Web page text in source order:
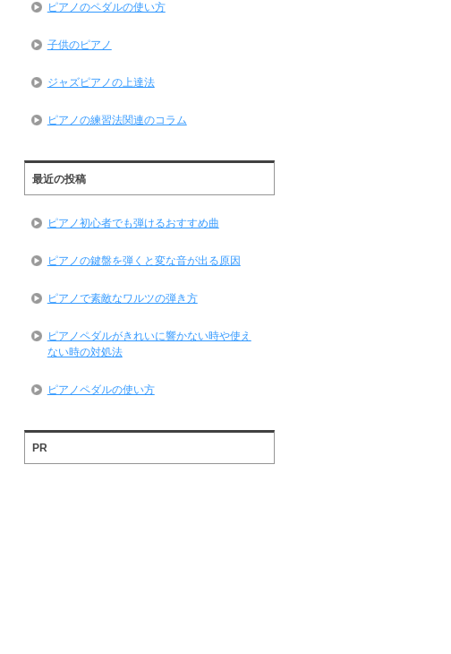
ピアノのペダルの使い方
子供のピアノ
ジャズピアノの上達法
ピアノの練習法関連のコラム
最近の投稿
ピアノ初心者でも弾けるおすすめ曲
ピアノの鍵盤を弾くと変な音が出る原因
ピアノで素敵なワルツの弾き方
ピアノペダルがきれいに響かない時や使え
ない時の対処法
ピアノペダルの使い方
PR